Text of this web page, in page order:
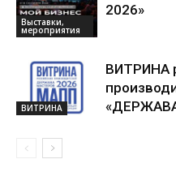
Выставки,
мероприятия
2026»
ВИТРИНА
ВИТРИНА